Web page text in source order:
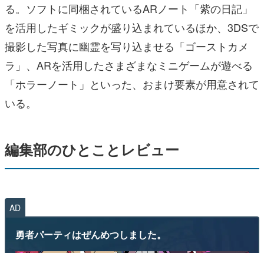
る。ソフトに同梱されているARノート「紫の日記」
を活用したギミックが盛り込まれているほか、3DSで
撮影した写真に幽霊を写り込ませる「ゴーストカメ
ラ」、ARを活用したさまざまなミニゲームが遊べる
「ホラーノート」といった、おまけ要素が用意されて
いる。
編集部のひとことレビュー
AD
勇者パーティはぜんめつしました。